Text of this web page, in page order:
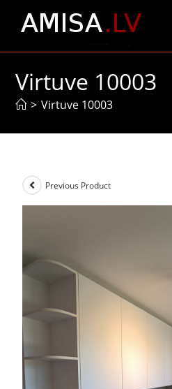
Virtuve 10003
> Virtuve 10003
Previous Product